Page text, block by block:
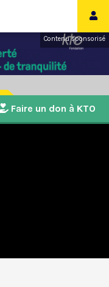
Contenu sponsorisé
Faire un don à KTO